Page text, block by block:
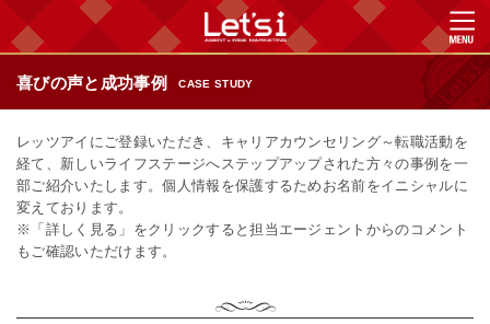
喜びの声と成功事例 CASE STUDY
レッツアイにご登録いただき、キャリアカウンセリング～転職活動を
経て、新しいライフステージへステップアップされた方々の事例を一
部ご紹介いたします。個人情報を保護するためお名前をイニシャルに
変えております。
※「詳しく見る」をクリックすると担当エージェントからのコメント
もご確認いただけます。